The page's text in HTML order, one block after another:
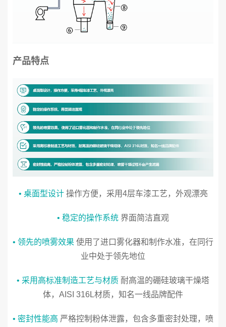
产品特点
• 桌面型设计操作方便，采用4层车漆工艺，外观漂亮
• 稳定的操作系统 界面简洁直观
• 领先的喷雾效果 使用了进口雾化器和制作水准，在同行
业中处于领先地位
• 采用高标准制造工艺与材质 耐高温的硼硅玻璃干燥塔
体，AISI 316L材质，知名一线品牌配件
• 密封性能高 严格控制粉体泄露，包含多重密封处理，喷